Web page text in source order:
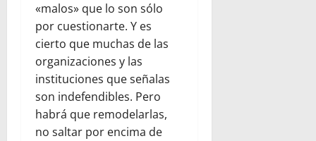
«malos» que lo son sólo
por cuestionarte. Y es
cierto que muchas de las
organizaciones y las
instituciones que señalas
son indefendibles. Pero
habrá que remodelarlas,
no saltar por encima de